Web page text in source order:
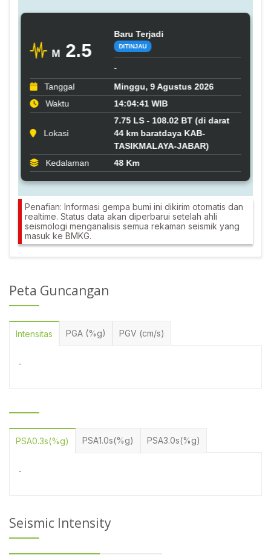
Penafian: Informasi gempa bumi ini dikirim otomatis dan
realtime. Status data akan diperbarui setelah ahli
seismologi menganalisis semua rekaman seismik yang
masuk ke BMKG.
Peta Guncangan
Intensitas PGA (%g) PGV (cm/s)
-
PSA0.3s(%g) PSA1.0s(%g) PSA3.0s(%g)
-
Seismic Intensity